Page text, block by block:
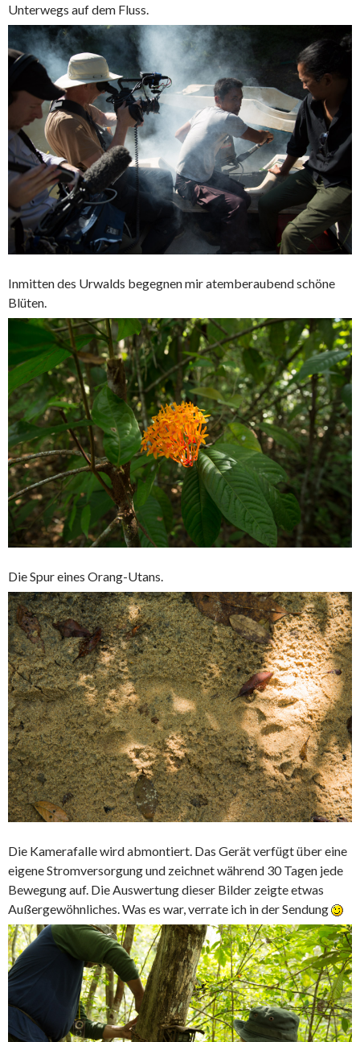
Unterwegs auf dem Fluss.
Inmitten des Urwalds begegnen mir atemberaubend schöne
Blüten.
Die Spur eines Orang-Utans.
Die Kamerafalle wird abmontiert. Das Gerät verfügt über eine
eigene Stromversorgung und zeichnet während 30 Tagen jede
Bewegung auf. Die Auswertung dieser Bilder zeigte etwas
Außergewöhnliches. Was es war, verrate ich in der Sendung